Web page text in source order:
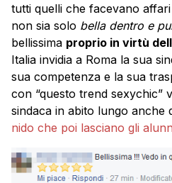
tutti quelli che facevano
non sia solo bella dentro e
bellissima proprio in virtù
Italia invidia a Roma la sua
sua competenza e la sua
con “questo trend sexychic”
sindaca in abito lungo anche
nido che poi lasciano gli